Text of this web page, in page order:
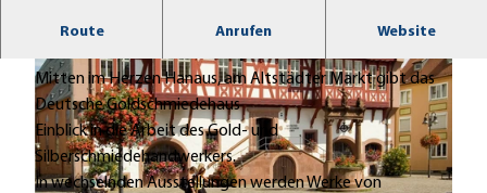
© (c) pix123-fotografie, David Vasicekwww.pix123.de
Route Anrufen Website
Museum für die Gold- und Silberschmiedekunst in
Mitten im Herzen Hanaus, am Altstädter Markt gibt das
Deutsche Goldschmiedehaus
Einblick in die Arbeit des Gold- und
Silberschmiedehandwerkers.
In wechselnden Ausstellungen werden Werke von